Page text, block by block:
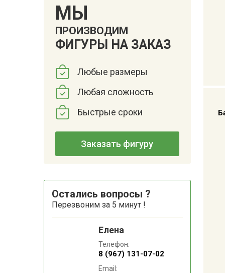
МЫ
ПРОИЗВОДИМ
ФИГУРЫ НА ЗАКАЗ
Любые размеры
Любая сложность
Быстрые сроки
Заказать фигуру
Остались вопросы ?
Перезвоним за 5 минут !
Елена
Телефон:
8 (967) 131-07-02
Email: